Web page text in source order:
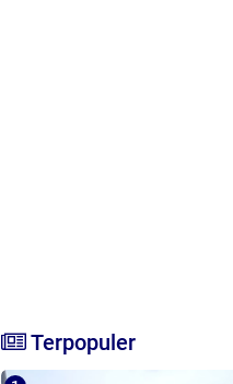
Terpopuler